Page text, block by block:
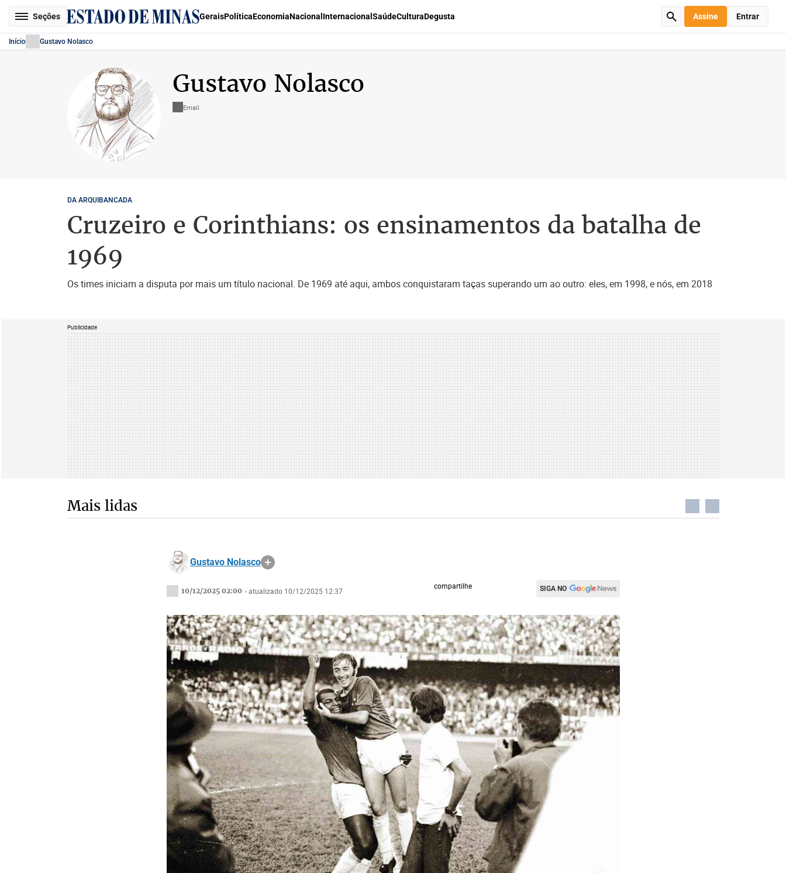
Seções GeraisPolíticaEconomiaNacional Internacional SaúdeCulturaDegusta Assine Entrar
Início Gustavo Nolasco
Gustavo Nolasco
Email
DA ARQUIBANCADA
Cruzeiro e Corinthians: os ensinamentos da batalha de
1969
Os times iniciam a disputa por mais um título nacional. De 1969 até aqui, ambos conquistaram taças superando um ao outro: eles, em 1998, e nós, em 2018
Publicidade
Mais lidas
Gustavo Nolasco
10/12/2025 02:00 - atualizado 10/12/2025 12:37
compartilhe SIGA NO